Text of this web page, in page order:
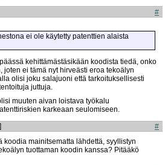
#
ei ole käytetty patenttien alaista
kehittämästäsikään koodista tiedä, onko
joten ei tämä nyt hirveästi eroa tekoälyn
olisi joku salajuoni että tarkoituksellisesti
juttuja.
muuten aivan loistava työkalu
karkeaan seulomiseen.
#
koodia mainitsematta lähdettä, syyllistyn
tuottaman koodin kanssa? Pitääkö